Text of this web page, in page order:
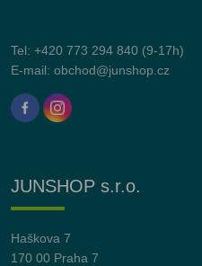
Tel: +420 773 294 840 (9-17h)
E-mail: obchod@junshop.cz
JUNSHOP s.r.o.
Haškova 7
170 00 Praha 7